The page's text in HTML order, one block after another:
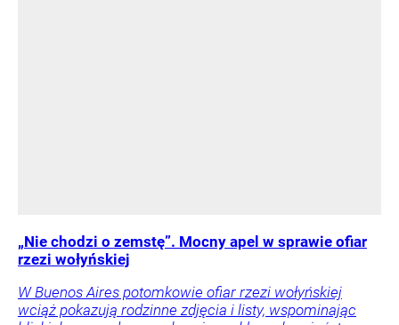
„Nie chodzi o zemstę”. Mocny apel w sprawie ofiar
rzezi wołyńskiej
W Buenos Aires potomkowie ofiar rzezi wołyńskiej
wciąż pokazują rodzinne zdjęcia i listy, wspominając